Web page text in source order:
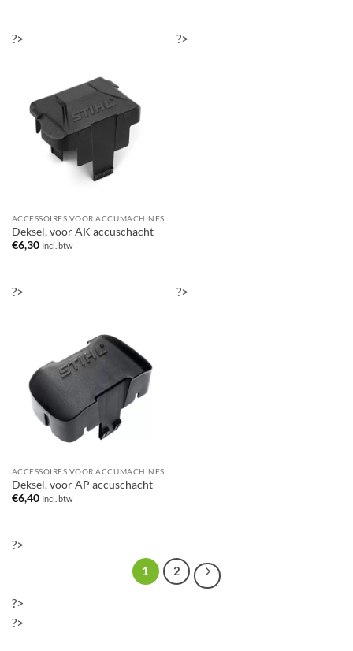
?>
ACCESSOIRES VOOR ACCUMACHINES
Deksel, voor AK accuschacht
€6,30 Incl. btw
?>
?>
ACCESSOIRES VOOR ACCUMACHINES
Deksel, voor AP accuschacht
€6,40 Incl. btw
?>
?>
1 2
?>
?>